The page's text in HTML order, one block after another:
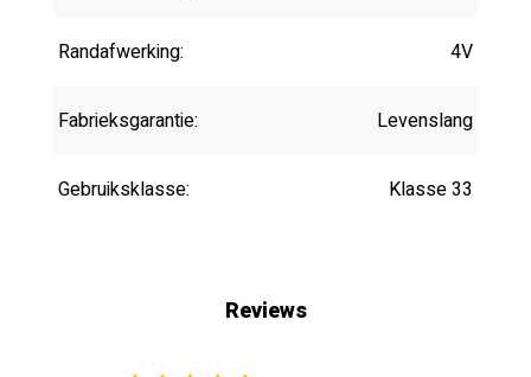
Randafwerking: 4V
Fabrieksgarantie: Levenslang
Gebruiksklasse: Klasse 33
Reviews